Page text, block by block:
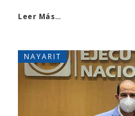
Leer Más…
NAYARIT